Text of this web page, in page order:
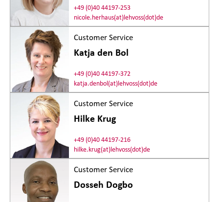
+49 (0)40 44197-253
nicole.herhaus(at)lehvoss(dot)de
Customer Service
Katja den Bol
+49 (0)40 44197-372
katja.denbol(at)lehvoss(dot)de
Customer Service
Hilke Krug
+49 (0)40 44197-216
hilke.krug(at)lehvoss(dot)de
Customer Service
Dosseh Dogbo